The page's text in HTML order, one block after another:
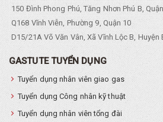
150 Đình Phong Phú, Tăng Nhơn Phú B,
Q168 Vĩnh Viễn, Phường 9, Quận 10
D15/21A Võ Văn Vân, Xã Vĩnh Lộc B, Huyện
GASTUTE TUYỂN DỤNG
Tuyển dụng nhân viên giao gas
Tuyển dụng Công nhân kỹ thuật
Tuyển dụng nhân viên tổng đài